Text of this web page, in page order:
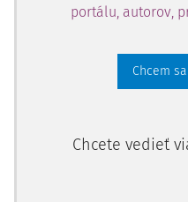
portálu, autorov,
Chcem
Chcete vedieť